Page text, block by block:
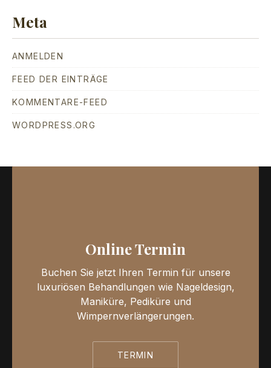
Meta
ANMELDEN
FEED DER EINTRÄGE
KOMMENTARE-FEED
WORDPRESS.ORG
Online Termin
Buchen Sie jetzt Ihren Termin für unsere
luxuriösen Behandlungen wie Nageldesign,
Maniküre, Pediküre und
Wimpernverlängerungen.
TERMIN